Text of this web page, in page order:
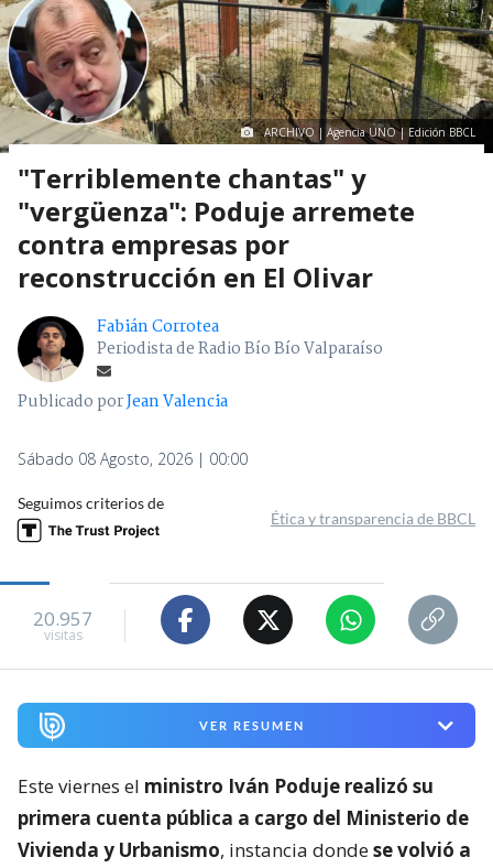
ARCHIVO | Agencia UNO | Edición BBCL
"Terriblemente chantas" y
"vergüenza": Poduje arremete
contra empresas por
reconstrucción en El Olivar
Fabián Corrotea
Periodista de Radio Bío Bío Valparaíso
Publicado porJean Valencia
Sábado 08 Agosto, 2026 | 00:00
Seguimos criterios de
Ética y transparencia de BBCL
20.957
visitas
VER RESUMEN
Este viernes el ministro Iván Poduje realizó su
primera cuenta pública a cargo del Ministerio de
Vivienda y Urbanismo, instancia dondese volvió a